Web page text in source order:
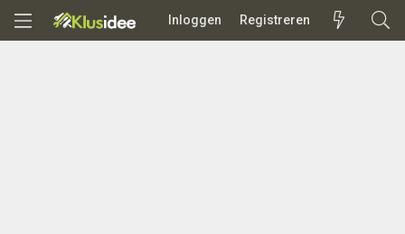
Inloggen Registreren